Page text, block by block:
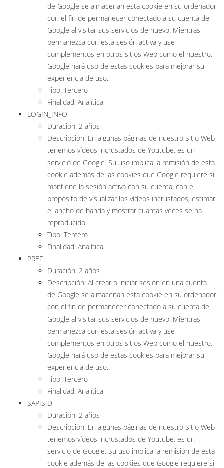
de Google se almacenan esta cookie en su ordenador
con el fin de permanecer conectado a su cuenta de
Google al visitar sus servicios de nuevo. Mientras
permanezca con esta sesión activa y use
complementos en otros sitios Web como el nuestro,
Google hará uso de estas cookies para mejorar su
experiencia de uso.
Tipo: Tercero
Finalidad: Analítica
LOGIN_INFO
Duración: 2 años
Descripción: En algunas páginas de nuestro Sitio Web
tenemos vídeos incrustados de Youtube, es un
servicio de Google. Su uso implica la remisión de esta
cookie además de las cookies que Google requiere si
mantiene la sesión activa con su cuenta, con el
propósito de visualizar los vídeos incrustados, estimar
el ancho de banda y mostrar cuantas veces se ha
reproducido.
Tipo: Tercero
Finalidad: Analítica
PREF
Duración: 2 años
Descripción: Al crear o iniciar sesión en una cuenta
de Google se almacenan esta cookie en su ordenador
con el fin de permanecer conectado a su cuenta de
Google al visitar sus servicios de nuevo. Mientras
permanezca con esta sesión activa y use
complementos en otros sitios Web como el nuestro,
Google hará uso de estas cookies para mejorar su
experiencia de uso.
Tipo: Tercero
Finalidad: Analítica
SAPISID
Duración: 2 años
Descripción: En algunas páginas de nuestro Sitio Web
tenemos vídeos incrustados de Youtube, es un
servicio de Google. Su uso implica la remisión de esta
cookie además de las cookies que Google requiere si